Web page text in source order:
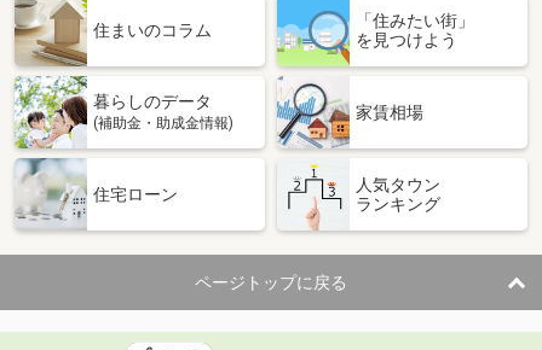
住まいのコラム
「住みたい街」
を見つけよう
暮らしのデータ
(補助金・助成金情報)
家賃相場
住宅ローン
人気タウン
ランキング
ページトップに戻る